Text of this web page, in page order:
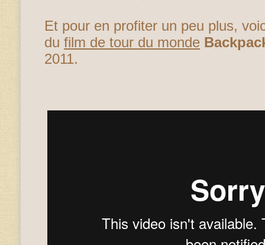
Et pour en profiter un peu plus,
du film de tour du monde
2011.